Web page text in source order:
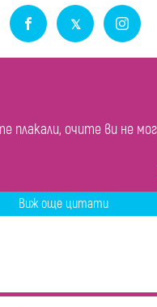
плакали, очите ви не
Виж още цитати